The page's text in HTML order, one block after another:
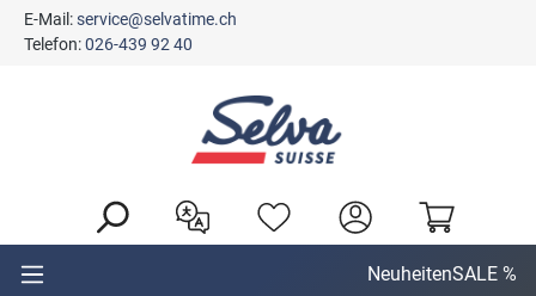
springen
E-Mail:service@selvatime.ch
Telefon:026-439 92 40
NeuheitenSALE %